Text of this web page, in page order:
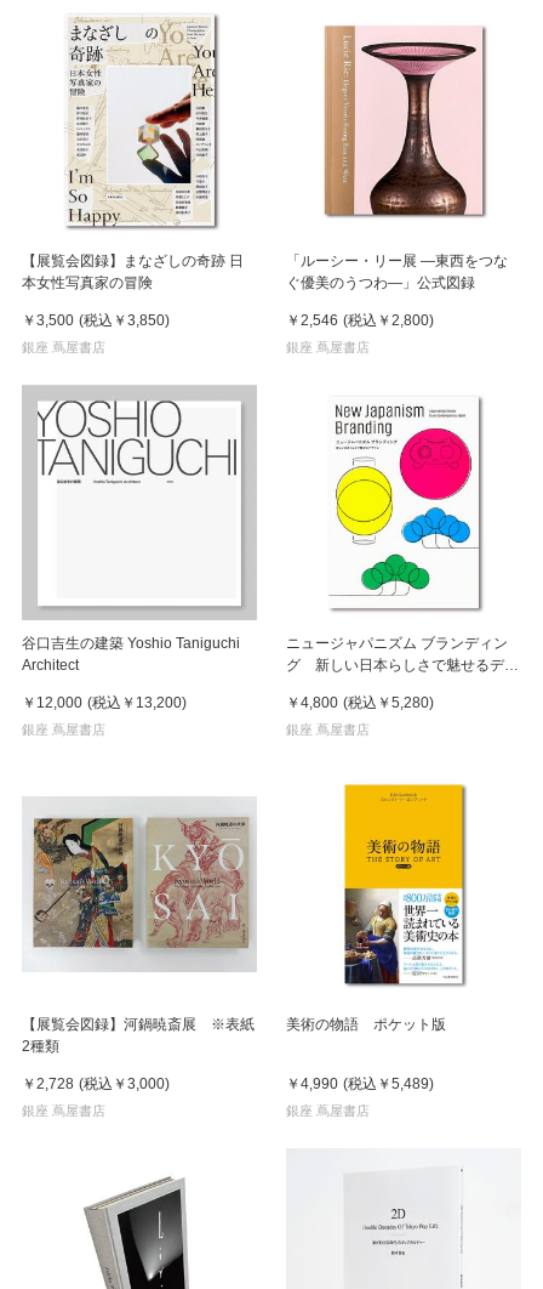
【展覧会図録】まなざしの奇跡 日
本女性写真家の冒険
￥3,500 (税込 ￥3,850)
銀座 蔦屋書店
「ルーシー・リー展 ―東西をつな
ぐ優美のうつわ―」公式図録
￥2,546 (税込 ￥2,800)
銀座 蔦屋書店
谷口吉生の建築 Yoshio Taniguchi
Architect
￥12,000 (税込 ￥13,200)
銀座 蔦屋書店
ニュージャパニズム ブランディン
グ 新しい日本らしさで魅せるデザ
￥4,800 (税込 ￥5,280)
銀座 蔦屋書店
【展覧会図録】河鍋暁斎展 ※表紙
2種類
￥2,728 (税込 ￥3,000)
銀座 蔦屋書店
美術の物語 ポケット版
￥4,990 (税込 ￥5,489)
銀座 蔦屋書店